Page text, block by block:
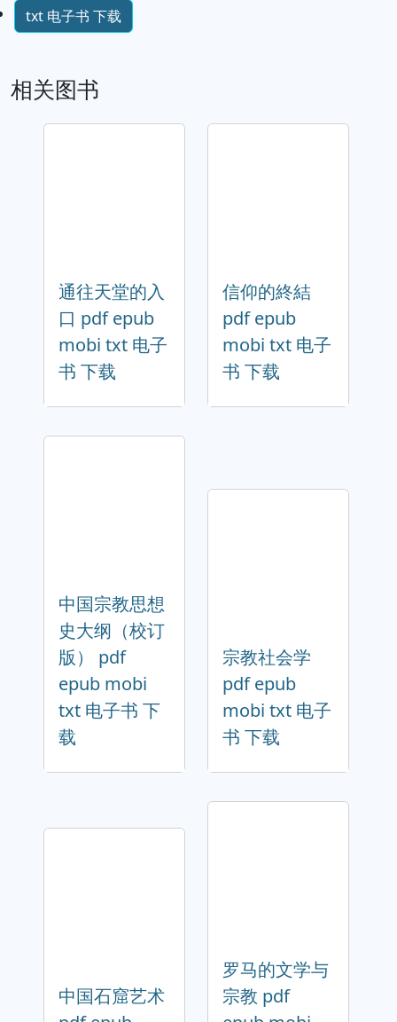
txt 电子书 下载
相关图书
通往天堂的入
口 pdf epub
mobi txt 电子
书 下载
信仰的終結
pdf epub
mobi txt 电子
书 下载
中国宗教思想
史大纲（校订
版） pdf
epub mobi
txt 电子书 下
载
宗教社会学
pdf epub
mobi txt 电子
书 下载
中国石窟艺术
罗马的文学与
宗教 pdf